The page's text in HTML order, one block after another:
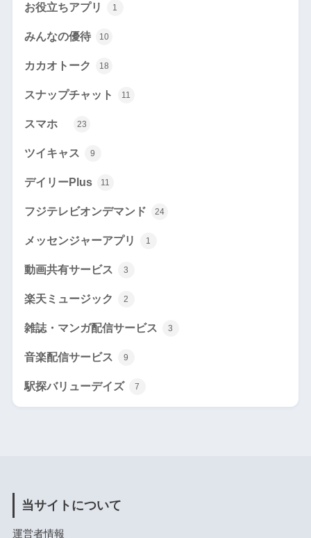
お役立ちアプリ 1
みんなの優待 10
カカオトーク 18
スナップチャット 11
スマホ 23
ツイキャス 9
デイリーPlus 11
フジテレビオンデマンド 24
メッセンジャーアプリ 1
動画共有サービス 3
楽天ミュージック 2
雑誌・マンガ配信サービス 3
音楽配信サービス 9
駅探バリューデイズ 7
当サイトについて
運営者情報